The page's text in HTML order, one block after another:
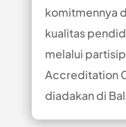
komitmennya
kualitas
melalui
Accreditation
diadakan di